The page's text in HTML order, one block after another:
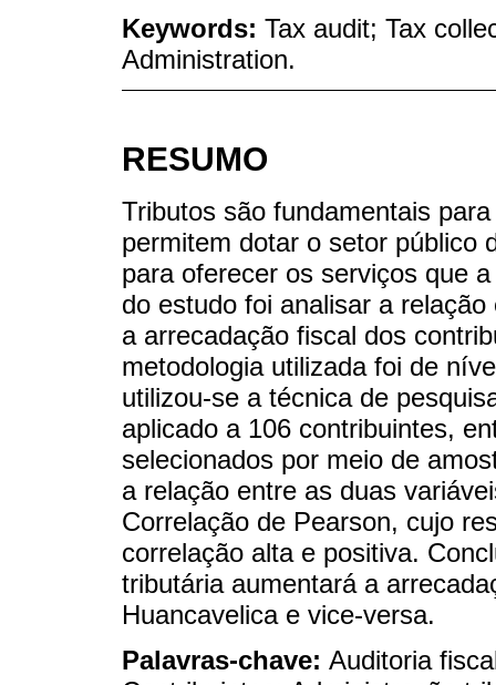
Keywords: Tax audit; Tax
Administration.
RESUMO
Tributos são fundamentais
permitem dotar o setor público
para oferecer os serviços que
do estudo foi analisar a
a arrecadação fiscal dos
metodologia utilizada foi de
utilizou-se a técnica de
aplicado a 106 contribuintes,
selecionados por meio de
a relação entre as duas
Correlação de Pearson, cujo
correlação alta e positiva.
tributária aumentará a
Huancavelica e vice-versa.
Palavras-chave: Auditoria